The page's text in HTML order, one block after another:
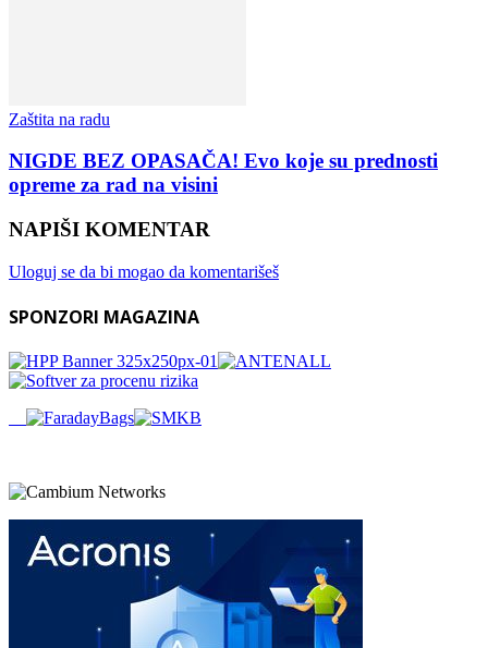
Zaštita na radu
NIGDE BEZ OPASAČA! Evo koje su prednosti
opreme za rad na visini
NAPIŠI KOMENTAR
Uloguj se da bi mogao da komentarišeš
SPONZORI MAGAZINA